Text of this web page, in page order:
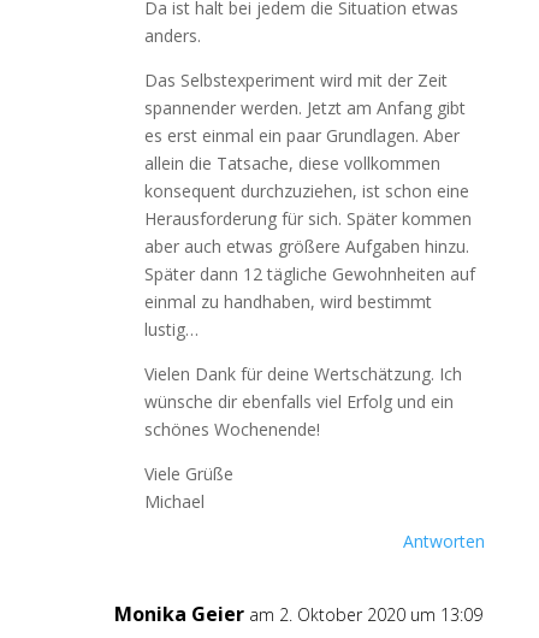
Da ist halt bei jedem die Situation etwas
anders.
Das Selbstexperiment wird mit der Zeit
spannender werden. Jetzt am Anfang gibt
es erst einmal ein paar Grundlagen. Aber
allein die Tatsache, diese vollkommen
konsequent durchzuziehen, ist schon eine
Herausforderung für sich. Später kommen
aber auch etwas größere Aufgaben hinzu.
Später dann 12 tägliche Gewohnheiten auf
einmal zu handhaben, wird bestimmt
lustig…
Vielen Dank für deine Wertschätzung. Ich
wünsche dir ebenfalls viel Erfolg und ein
schönes Wochenende!
Viele Grüße
Michael
Antworten
Monika Geier am 2. Oktober 2020 um 13:09